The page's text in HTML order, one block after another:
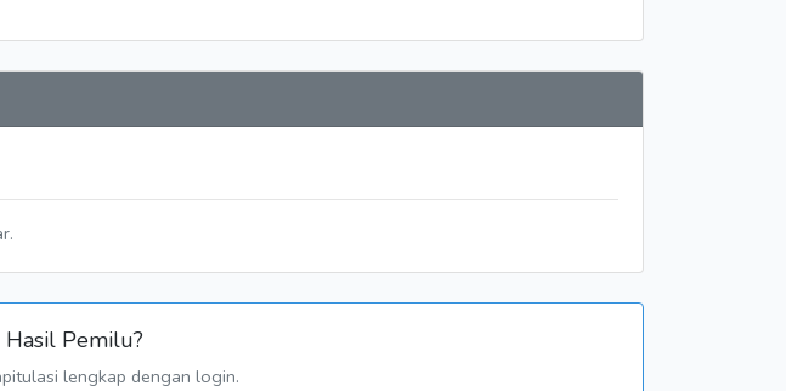
Pemilu?
lengkap dengan login.